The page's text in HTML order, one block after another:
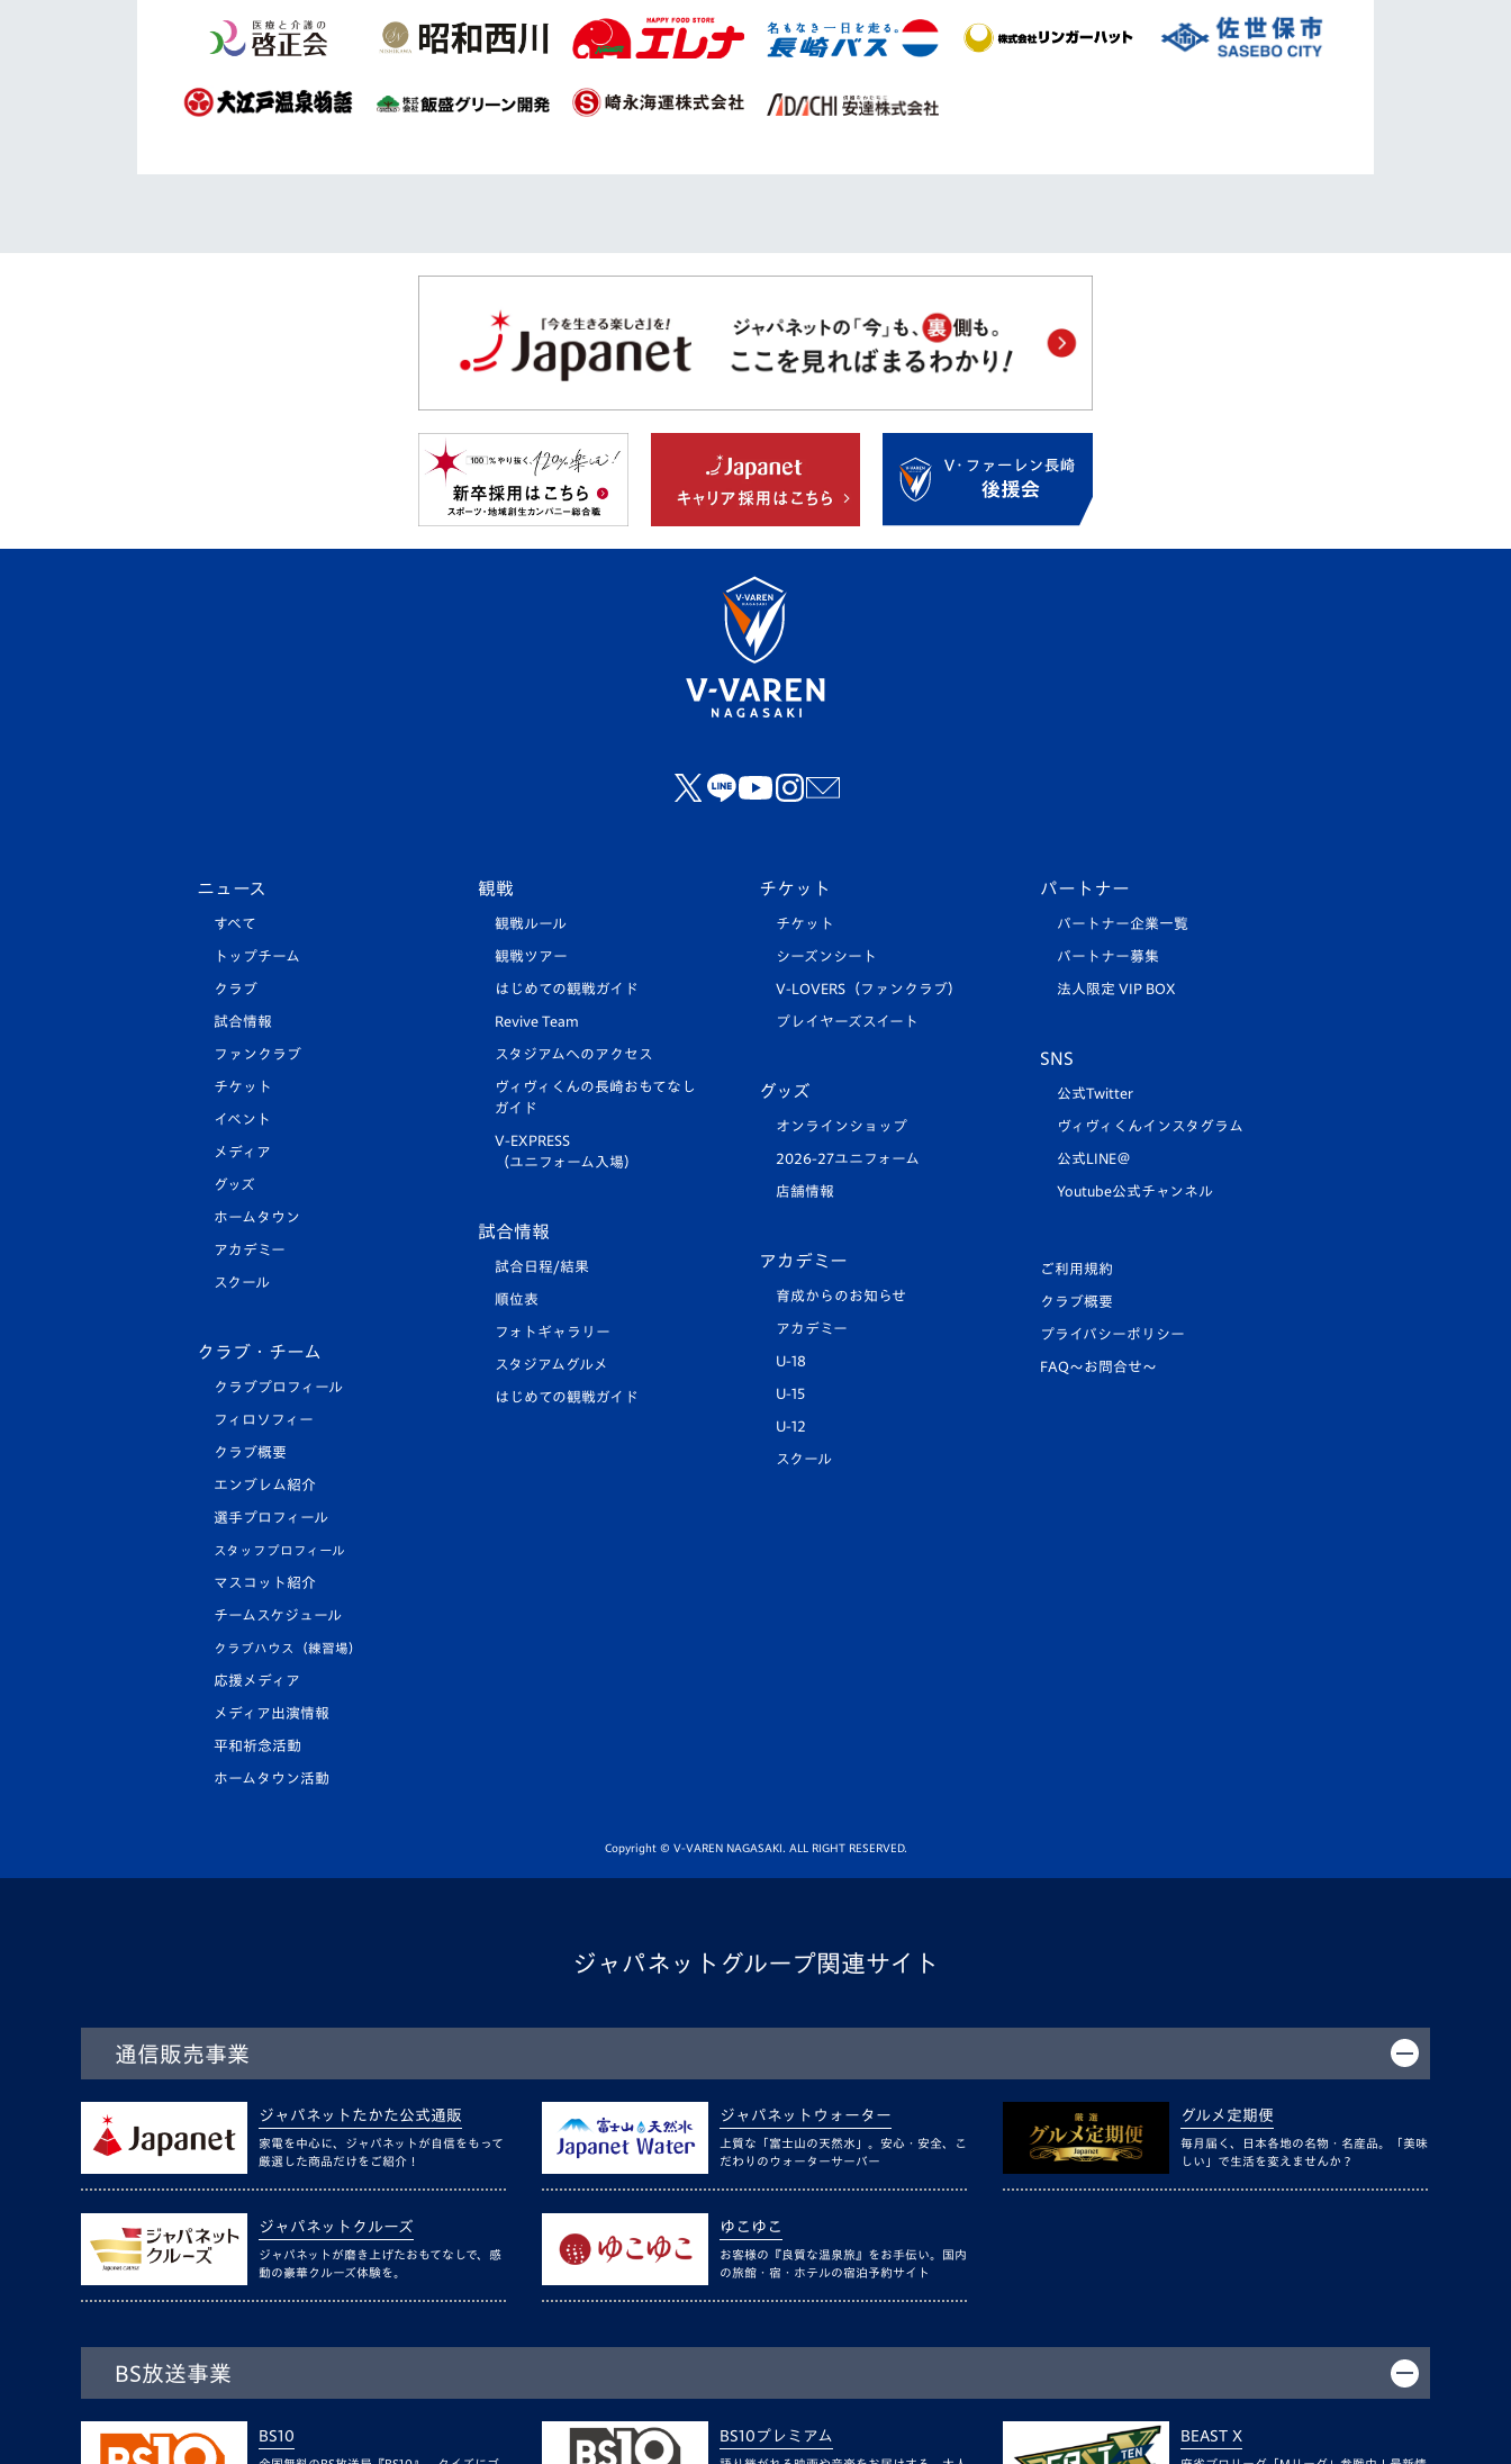
ニュース
すべて
トップチーム
クラブ
試合情報
ファンクラブ
チケット
イベント
メディア
グッズ
ホームタウン
アカデミー
スクール
クラブ・チーム
クラブプロフィール
フィロソフィー
クラブ概要
エンブレム紹介
選手プロフィール
スタッフプロフィール
マスコット紹介
チームスケジュール
クラブハウス（練習場）
応援メディア
メディア出演情報
平和祈念活動
ホームタウン活動
観戦
観戦ルール
観戦ツアー
はじめての観戦ガイド
Revive Team
スタジアムへのアクセス
ヴィヴィくんの長崎おもてなし
ガイド
V-EXPRESS
（ユニフォーム入場）
試合情報
試合日程/結果
順位表
フォトギャラリー
スタジアムグルメ
はじめての観戦ガイド
チケット
チケット
シーズンシート
V-LOVERS（ファンクラブ）
プレイヤーズスイート
グッズ
オンラインショップ
2026-27ユニフォーム
店舗情報
アカデミー
育成からのお知らせ
アカデミー
U-18
U-15
U-12
スクール
パートナー
パートナー企業一覧
パートナー募集
法人限定 VIP BOX
SNS
公式Twitter
ヴィヴィくんインスタグラム
公式LINE＠
Youtube公式チャンネル
ご利用規約
クラブ概要
プライバシーポリシー
FAQ〜お問合せ〜
Copyright © V-VAREN NAGASAKI. ALL RIGHT RESERVED.
ジャパネットグループ関連サイト
通信販売事業
ジャパネットたかた公式通販
家電を中心に、ジャパネットが自信をもって
厳選した商品だけをご紹介！
ジャパネットウォーター
上質な「富士山の天然水」。安心・安全、こ
だわりのウォーターサーバー
グルメ定期便
毎月届く、日本各地の名物・名産品。「美味
しい」で生活を変えませんか？
ジャパネットクルーズ
ジャパネットが磨き上げたおもてなしで、感
動の豪華クルーズ体験を。
ゆこゆこ
お客様の『良質な温泉旅』をお手伝い。国内
の旅館・宿・ホテルの宿泊予約サイト
BS放送事業
BS10 BS10プレミアム BEAST X